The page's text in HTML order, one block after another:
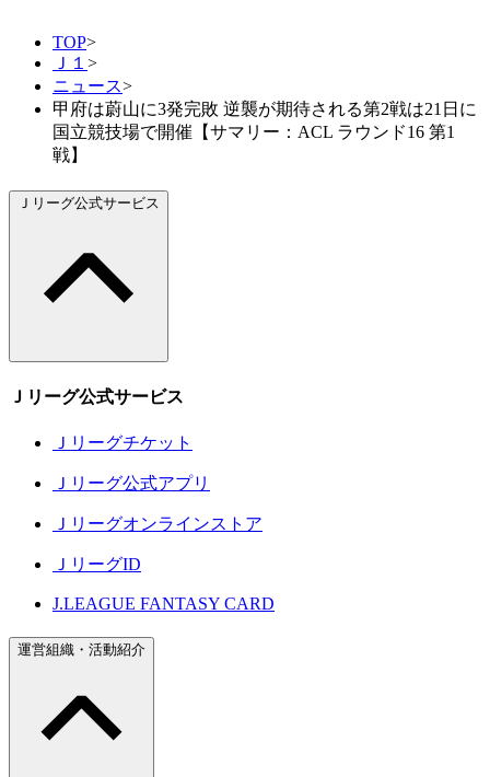
TOP>
Ｊ１ >
ニュース>
甲府は蔚山に3発完敗 逆襲が期待される第2戦は21日に
国立競技場で開催【サマリー：ACL ラウンド16 第1
戦】
Ｊリーグ公式サービス
Ｊリーグ公式サービス
Ｊリーグチケット
Ｊリーグ公式アプリ
Ｊリーグオンラインストア
ＪリーグID
J.LEAGUE FANTASY CARD
運営組織・活動紹介